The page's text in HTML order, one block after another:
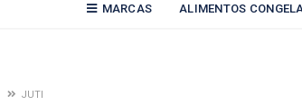
MARCAS ALIMENTOS
JUTI